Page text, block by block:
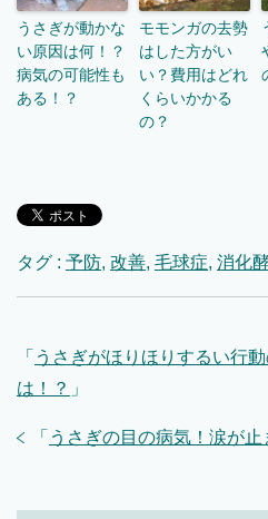
うさぎが動かな
い原因は何！？
病気の可能性も
ある！？
モモンガの去勢
はした方がい
い？費用はどれ
くらいかかる
の？
タグ : 予防, 改善, 毛球症, 消化
「 うさぎがほりほりするい行
は！？ 」
「 うさぎの目の病気！涙が